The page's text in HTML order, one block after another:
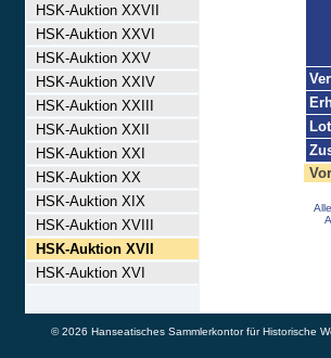
HSK-Auktion XXVII
HSK-Auktion XXVI
HSK-Auktion XXV
HSK-Auktion XXIV
HSK-Auktion XXIII
HSK-Auktion XXII
HSK-Auktion XXI
HSK-Auktion XX
HSK-Auktion XIX
HSK-Auktion XVIII
HSK-Auktion XVII
HSK-Auktion XVI
© 2026 Hanseatisches Sammlerkontor für Historische